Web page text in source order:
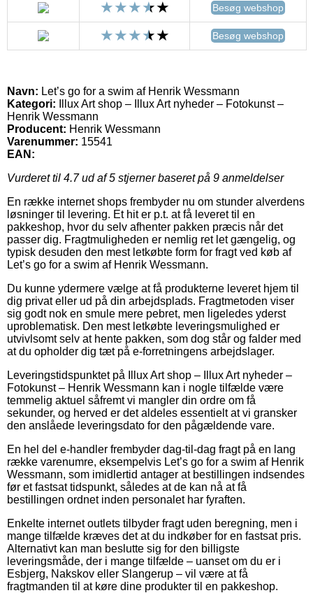
Besøg webshop
Besøg webshop
Navn: Let’s go for a swim af Henrik Wessmann
Kategori: Illux Art shop – Illux Art nyheder – Fotokunst –
Henrik Wessmann
Producent: Henrik Wessmann
Varenummer: 15541
EAN:
Vurderet til 4.7ud af 5 stjerner baseret på 9 anmeldelser
En række internet shops frembyder nu om stunder alverdens
løsninger til levering. Et hit er p.t. at få leveret til en
pakkeshop, hvor du selv afhenter pakken præcis når det
passer dig. Fragtmuligheden er nemlig ret let gængelig, og
typisk desuden den mest letkøbte form for fragt ved køb af
Let’s go for a swim af Henrik Wessmann.
Du kunne ydermere vælge at få produkterne leveret hjem til
dig privat eller ud på din arbejdsplads. Fragtmetoden viser
sig godt nok en smule mere pebret, men ligeledes yderst
uproblematisk. Den mest letkøbte leveringsmulighed er
utvivlsomt selv at hente pakken, som dog står og falder med
at du opholder dig tæt på e-forretningens arbejdslager.
Leveringstidspunktet på Illux Art shop – Illux Art nyheder –
Fotokunst – Henrik Wessmann kan i nogle tilfælde være
temmelig aktuel såfremt vi mangler din ordre om få
sekunder, og herved er det aldeles essentielt at vi gransker
den anslåede leveringsdato for den pågældende vare.
En hel del e-handler frembyder dag-til-dag fragt på en lang
række varenumre, eksempelvis Let’s go for a swim af Henrik
Wessmann, som imidlertid antager at bestillingen indsendes
før et fastsat tidspunkt, således at de kan nå at få
bestillingen ordnet inden personalet har fyraften.
Enkelte internet outlets tilbyder fragt uden beregning, men i
mange tilfælde kræves det at du indkøber for en fastsat pris.
Alternativt kan man beslutte sig for den billigste
leveringsmåde, der i mange tilfælde – uanset om du er i
Esbjerg, Nakskov eller Slangerup – vil være at få
fragtmanden til at køre dine produkter til en pakkeshop.